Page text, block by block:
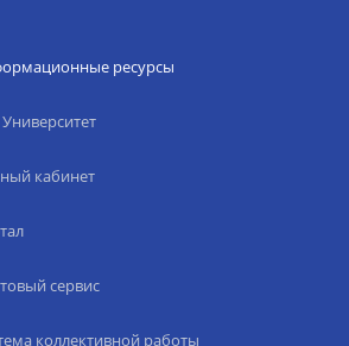
ресурсы
кабинет
сервис
коллективной работы